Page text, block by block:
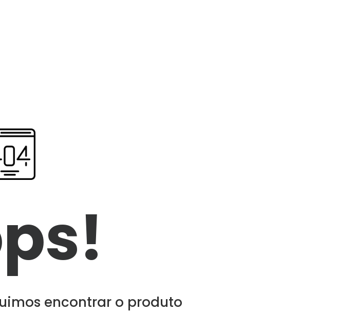
encontrar o produto